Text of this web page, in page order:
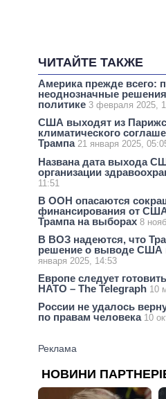
ЧИТАЙТЕ ТАКЖЕ
Америка прежде всего:
неоднозначные
политике 3 февраля 2025,
США выходят из
климатического
Трампа 21 января 2025,
Названа дата выхода
организации
11:51
В ООН опасаются
финансирования от
Трампа на выборах 8
В ВОЗ надеются, что
решение о выводе США
января 2025, 14:53
Европе следует
НАТО – The Telegraph 10
России не удалось
по правам человека 10